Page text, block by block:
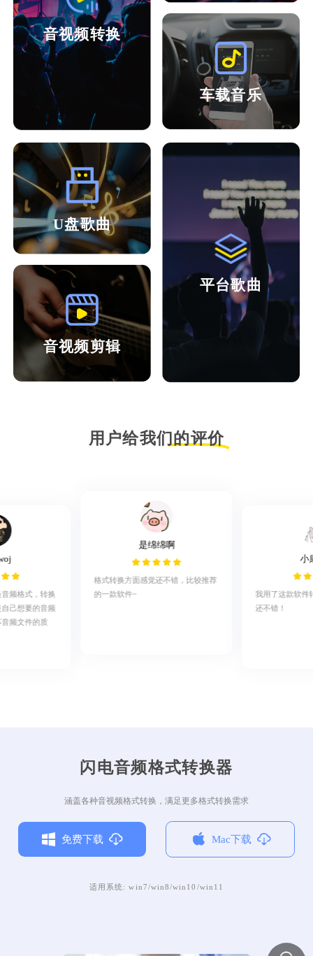
音视频转换
车载音乐
U盘歌曲
音视频剪辑
平台歌曲
用户给我们的评价
啊
错，比较推荐
小康行记
我用了这款软件转换音频格式，确实
还不错！
久
这款软件帮助我
换，真的是良心
闪电音频格式转换器
涵盖各种音视频格式转换，满足更多格式转换需求
免费下载 Mac下载
适用系统: win7/win8/win10/win11